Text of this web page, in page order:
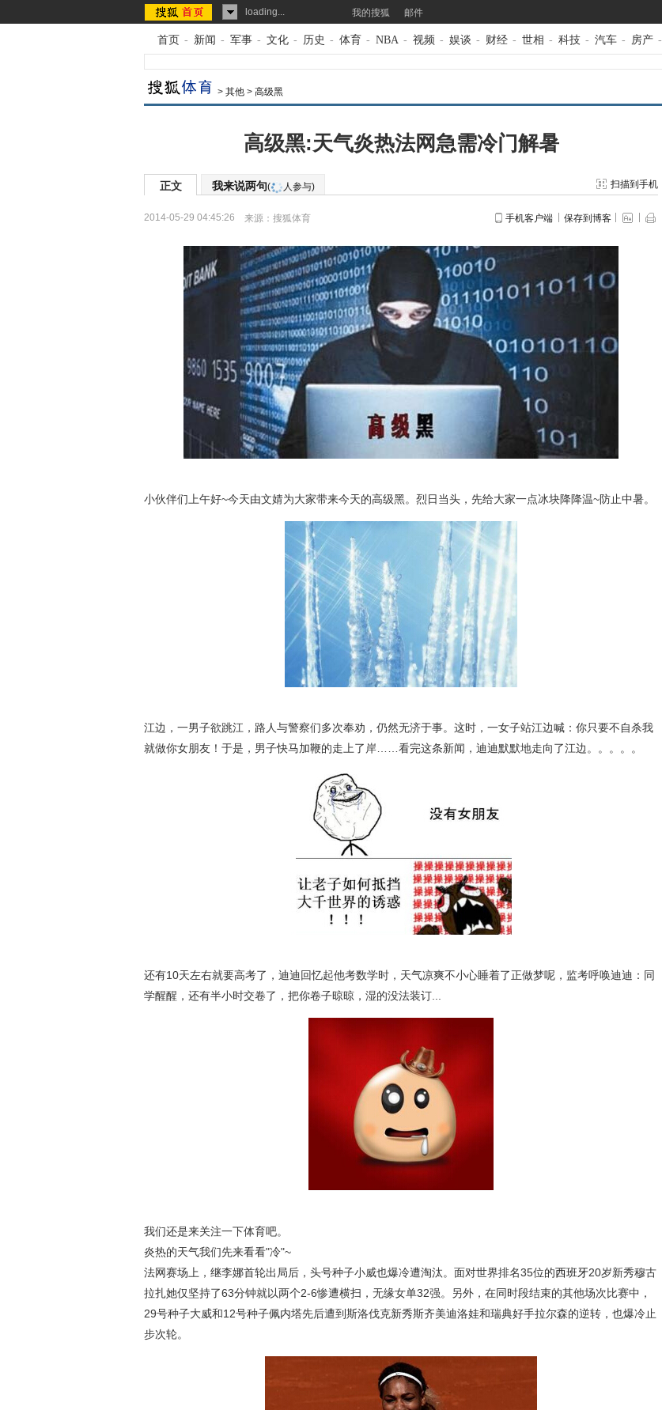
loading... 我的搜狐 邮件
首页 - 新闻 - 军事 - 文化 - 历史 - 体育 - NBA - 视频 - 娱谈 - 财经 - 世相 - 科技 - 汽车 - 房产 -
> 其他 > 高级黑
高级黑:天气炎热法网急需冷门解暑
正文 我来说两句( 人参与) 扫描到手机
2014-05-29 04:45:26 来源： 搜狐体育 手机客户端 保存到博客
小伙伴们上午好~今天由文婧为大家带来今天的高级黑。烈日当头，先给大家一点冰块降降温~防止中暑。
江边，一男子欲跳江，路人与警察们多次奉劝，仍然无济于事。这时，一女子站江边喊：你只要不自杀我
就做你女朋友！于是，男子快马加鞭的走上了岸……看完这条新闻，迪迪默默地走向了江边。。。。。
还有10天左右就要高考了，迪迪回忆起他考数学时，天气凉爽不小心睡着了正做梦呢，监考呼唤迪迪：同
学醒醒，还有半小时交卷了，把你卷子晾晾，湿的没法装订...
我们还是来关注一下体育吧。
炎热的天气我们先来看看"冷"~
法网赛场上，继李娜首轮出局后，头号种子小威也爆冷遭淘汰。面对世界排名35位的西班牙20岁新秀穆古
拉扎她仅坚持了63分钟就以两个2-6惨遭横扫，无缘女单32强。另外，在同时段结束的其他场次比赛中，
29号种子大威和12号种子佩内塔先后遭到斯洛伐克新秀斯齐美迪洛娃和瑞典好手拉尔森的逆转，也爆冷止
步次轮。